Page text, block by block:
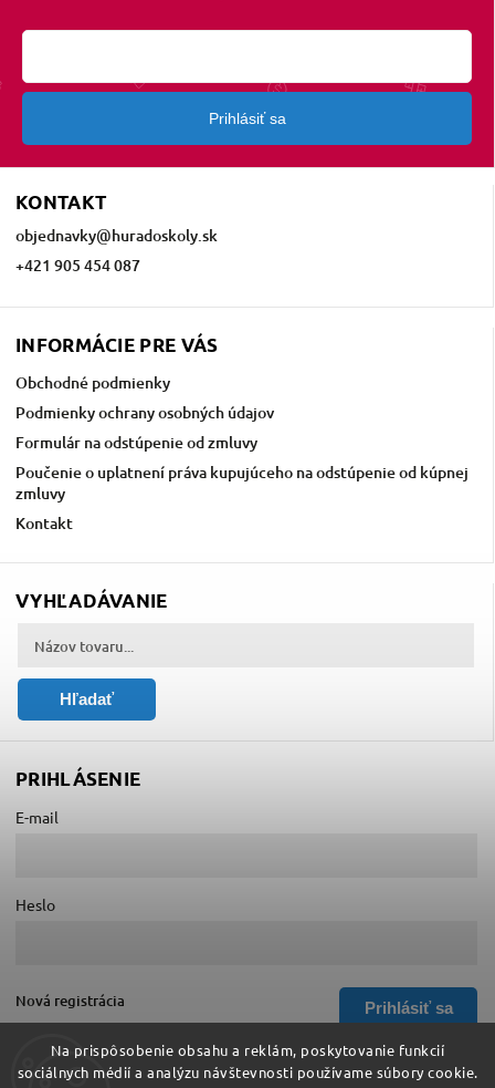
Na prispôsobenie obsahu a reklám, poskytovanie funkcií
sociálnych médií a analýzu návštevnosti používame súbory cookie.
KONTAKT
objednavky@huradoskoly.sk
+421 905 454 087
INFORMÁCIE PRE VÁS
Obchodné podmienky
Podmienky ochrany osobných údajov
Formulár na odstúpenie od zmluvy
Poučenie o uplatnení práva kupujúceho na odstúpenie od kúpnej
zmluvy
Kontakt
Prihlásiť sa
VYHĽADÁVANIE
Hľadať
PRIHLÁSENIE
E-mail
Heslo
Prihlásiť sa
Nová registrácia
Zabudnuté heslo